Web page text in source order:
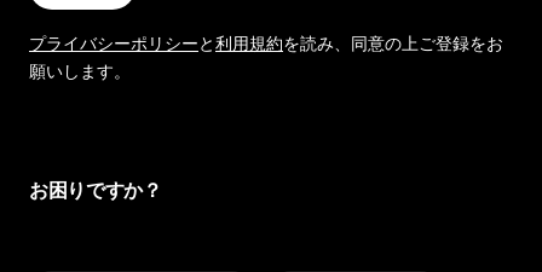
プライバシーポリシーと利用規約を読み、同意の上ご登録をお
願いします。
お困りですか？